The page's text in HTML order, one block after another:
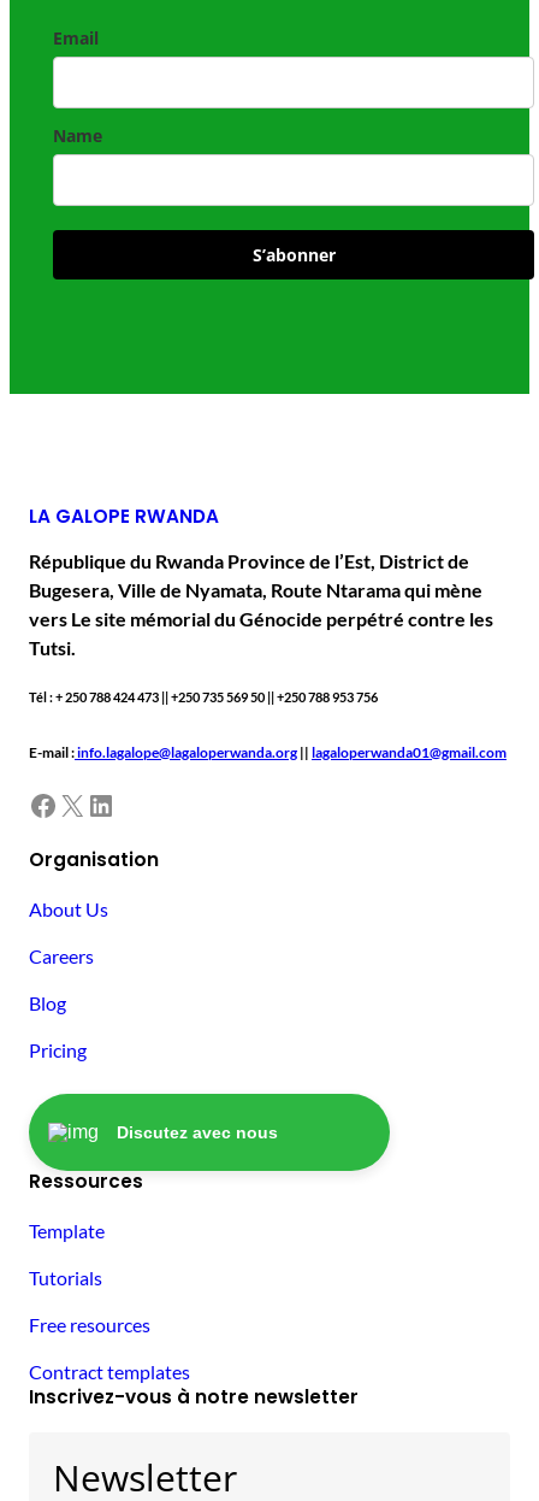
Email
Name
S’abonner
LA GALOPE RWANDA
République du Rwanda Province de l’Est, District de
Bugesera, Ville de Nyamata, Route Ntarama qui mène
vers Le site mémorial du Génocide perpétré contre les
Tutsi.
Tél : + 250 788 424 473 || +250 735 569 50 || +250 788 953 756
E-mail :info.lagalope@lagaloperwanda.org || lagaloperwanda01@gmail.com
Facebook X LinkedIn
Organisation
About Us
Careers
Blog
Pricing
Discutez avec nous
Ressources
Template
Tutorials
Free resources
Contract templates
Inscrivez-vous à notre newsletter
Newsletter